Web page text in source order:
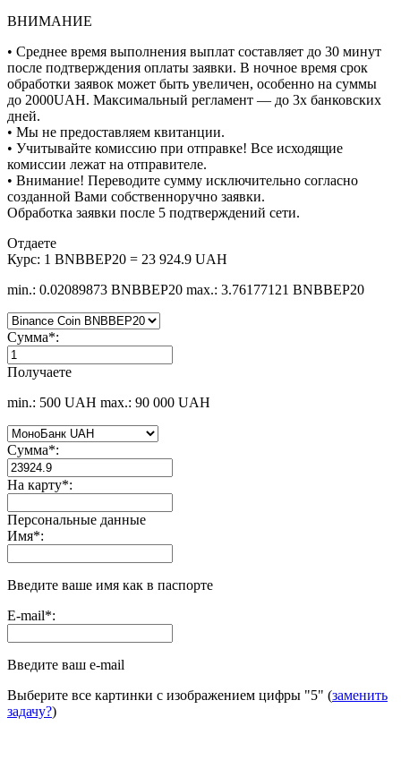
ВНИМАНИЕ
• Среднее время выполнения выплат составляет до 30 минут
после подтверждения оплаты заявки. В ночное время срок
обработки заявок может быть увеличен, особенно на суммы
до 2000UAH. Максимальный регламент — до 3х банковских
дней.
• Мы не предоставляем квитанции.
• Учитывайте комиссию при отправке! Все исходящие
комиссии лежат на отправителе.
• Внимание! Переводите сумму исключительно согласно
созданной Вами собственноручно заявки.
Обработка заявки после 5 подтверждений сети.
Отдаете
Курс: 1 BNBBEP20 = 23 924.9 UAH
min.: 0.02089873 BNBBEP20 max.: 3.76177121 BNBBEP20
Сумма*:
Получаете
min.: 500 UAH max.: 90 000 UAH
Сумма*:
На карту*:
Персональные данные
Имя*:
Введите ваше имя как в паспорте
E-mail*:
Введите ваш e-mail
Выберите все картинки с изображением цифры "5" (заменить
задачу?)